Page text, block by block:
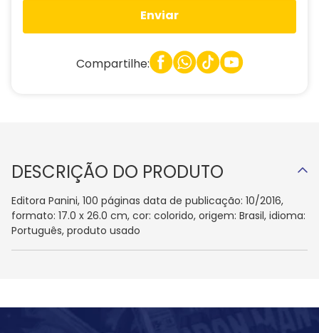
Enviar
Compartilhe:
DESCRIÇÃO DO PRODUTO
Editora Panini, 100 páginas data de publicação: 10/2016,
formato: 17.0 x 26.0 cm, cor: colorido, origem: Brasil, idioma:
Português, produto usado